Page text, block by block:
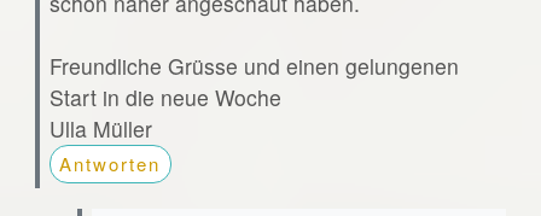
Freundliche Grüsse und einen gelungenen
Start in die neue Woche
Ulla Müller
Antworten